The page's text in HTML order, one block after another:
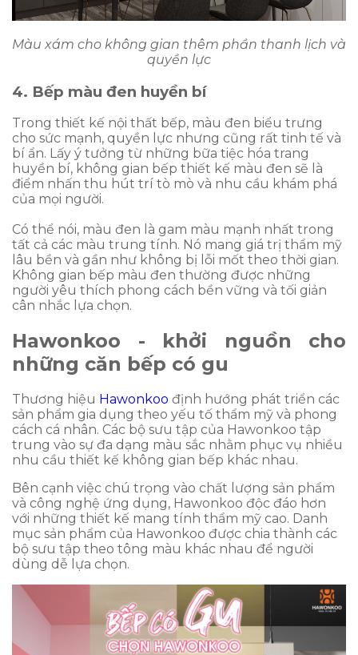
Màu xám cho không gian thêm phần thanh lịch và
quyền lực
4. Bếp màu đen huyền bí
Trong thiết kế nội thất bếp, màu đen biểu trưng
cho sức mạnh, quyền lực nhưng cũng rất tinh tế và
bí ẩn. Lấy ý tưởng từ những bữa tiệc hóa trang
huyền bí, không gian bếp thiết kế màu đen sẽ là
điểm nhấn thu hút trí tò mò và nhu cầu khám phá
của mọi người.
Có thể nói, màu đen là gam màu mạnh nhất trong
tất cả các màu trung tính. Nó mang giá trị thẩm mỹ
lâu bền và gần như không bị lỗi mốt theo thời gian.
Không gian bếp màu đen thường được những
người yêu thích phong cách bền vững và tối giản
cân nhắc lựa chọn.
Hawonkoo - khởi nguồn cho
những căn bếp có gu
Thương hiệu Hawonkoo định hướng phát triển các
sản phẩm gia dụng theo yếu tố thẩm mỹ và phong
cách cá nhân. Các bộ sưu tập của Hawonkoo tập
trung vào sự đa dạng màu sắc nhằm phục vụ nhiều
nhu cầu thiết kế không gian bếp khác nhau.
Bên cạnh việc chú trọng vào chất lượng sản phẩm
và công nghệ ứng dụng, Hawonkoo độc đáo hơn
với những thiết kế mang tính thẩm mỹ cao. Danh
mục sản phẩm của Hawonkoo được chia thành các
bộ sưu tập theo tông màu khác nhau để người
dùng dễ lựa chọn.